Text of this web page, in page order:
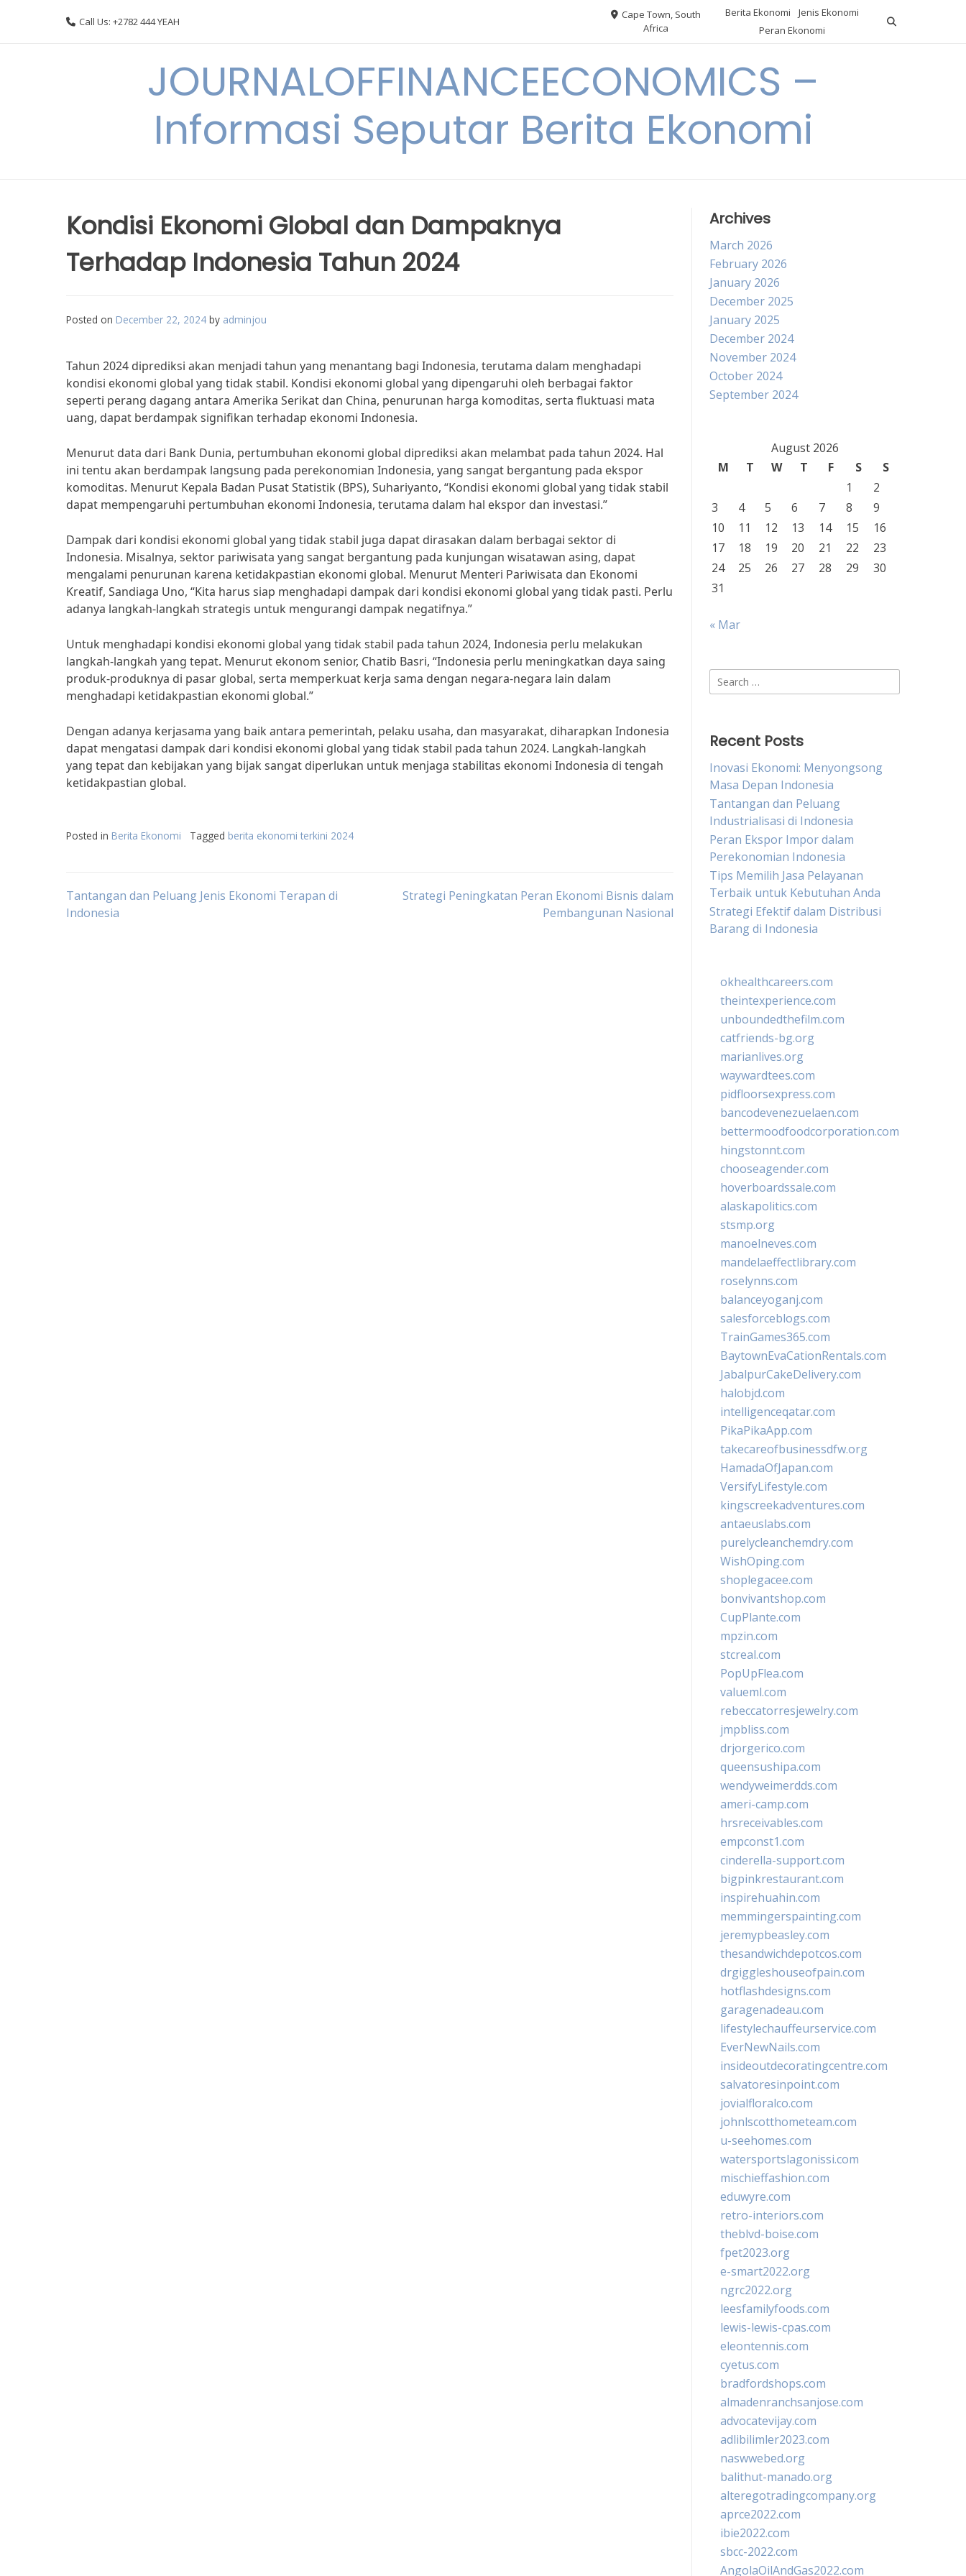
Call Us: +2782 444 YEAH
Cape Town, South
Africa
Berita Ekonomi
Jenis Ekonomi
Peran Ekonomi
JOURNALOFFINANCEECONOMICS –
Informasi Seputar Berita Ekonomi
Kondisi Ekonomi Global dan Dampaknya
Terhadap Indonesia Tahun 2024
Posted on December 22, 2024 by adminjou
Tahun 2024 diprediksi akan menjadi tahun yang menantang bagi Indonesia, terutama dalam menghadapi
kondisi ekonomi global yang tidak stabil. Kondisi ekonomi global yang dipengaruhi oleh berbagai faktor
seperti perang dagang antara Amerika Serikat dan China, penurunan harga komoditas, serta fluktuasi mata
uang, dapat berdampak signifikan terhadap ekonomi Indonesia.
Menurut data dari Bank Dunia, pertumbuhan ekonomi global diprediksi akan melambat pada tahun 2024. Hal
ini tentu akan berdampak langsung pada perekonomian Indonesia, yang sangat bergantung pada ekspor
komoditas. Menurut Kepala Badan Pusat Statistik (BPS), Suhariyanto, “Kondisi ekonomi global yang tidak stabil
dapat mempengaruhi pertumbuhan ekonomi Indonesia, terutama dalam hal ekspor dan investasi.”
Dampak dari kondisi ekonomi global yang tidak stabil juga dapat dirasakan dalam berbagai sektor di
Indonesia. Misalnya, sektor pariwisata yang sangat bergantung pada kunjungan wisatawan asing, dapat
mengalami penurunan karena ketidakpastian ekonomi global. Menurut Menteri Pariwisata dan Ekonomi
Kreatif, Sandiaga Uno, “Kita harus siap menghadapi dampak dari kondisi ekonomi global yang tidak pasti. Perlu
adanya langkah-langkah strategis untuk mengurangi dampak negatifnya.”
Untuk menghadapi kondisi ekonomi global yang tidak stabil pada tahun 2024, Indonesia perlu melakukan
langkah-langkah yang tepat. Menurut ekonom senior, Chatib Basri, “Indonesia perlu meningkatkan daya saing
produk-produknya di pasar global, serta memperkuat kerja sama dengan negara-negara lain dalam
menghadapi ketidakpastian ekonomi global.”
Dengan adanya kerjasama yang baik antara pemerintah, pelaku usaha, dan masyarakat, diharapkan Indonesia
dapat mengatasi dampak dari kondisi ekonomi global yang tidak stabil pada tahun 2024. Langkah-langkah
yang tepat dan kebijakan yang bijak sangat diperlukan untuk menjaga stabilitas ekonomi Indonesia di tengah
ketidakpastian global.
Posted in Berita Ekonomi Tagged berita ekonomi terkini 2024
Post
Tantangan dan Peluang Jenis Ekonomi Terapan di
Indonesia
Strategi Peningkatan Peran Ekonomi Bisnis dalam
Pembangunan Nasional
Archives
March 2026
February 2026
January 2026
December 2025
January 2025
December 2024
November 2024
October 2024
September 2024
August 2026
M
T W T F S
S
1
2
3
4 5 6 7 8
9
10
11 12 13 14 15
16
17
18 19 20 21 22
23
24
25 26 27 28 29
30
31
« Mar
Search
for:
Recent Posts
Inovasi Ekonomi: Menyongsong
Masa Depan Indonesia
Tantangan dan Peluang
Industrialisasi di Indonesia
Peran Ekspor Impor dalam
Perekonomian Indonesia
Tips Memilih Jasa Pelayanan
Terbaik untuk Kebutuhan Anda
Strategi Efektif dalam Distribusi
Barang di Indonesia
okhealthcareers.com
theintexperience.com
unboundedthefilm.com
catfriends-bg.org
marianlives.org
waywardtees.com
pidfloorsexpress.com
bancodevenezuelaen.com
bettermoodfoodcorporation.com
hingstonnt.com
chooseagender.com
hoverboardssale.com
alaskapolitics.com
stsmp.org
manoelneves.com
mandelaeffectlibrary.com
roselynns.com
balanceyoganj.com
salesforceblogs.com
TrainGames365.com
BaytownEvaCationRentals.com
JabalpurCakeDelivery.com
halobjd.com
intelligenceqatar.com
PikaPikaApp.com
takecareofbusinessdfw.org
HamadaOfJapan.com
VersifyLifestyle.com
kingscreekadventures.com
antaeuslabs.com
purelycleanchemdry.com
WishOping.com
shoplegacee.com
bonvivantshop.com
CupPlante.com
mpzin.com
stcreal.com
PopUpFlea.com
valueml.com
rebeccatorresjewelry.com
jmpbliss.com
drjorgerico.com
queensushipa.com
wendyweimerdds.com
ameri-camp.com
hrsreceivables.com
empconst1.com
cinderella-support.com
bigpinkrestaurant.com
inspirehuahin.com
memmingerspainting.com
jeremypbeasley.com
thesandwichdepotcos.com
drgiggleshouseofpain.com
hotflashdesigns.com
garagenadeau.com
lifestylechauffeurservice.com
EverNewNails.com
insideoutdecoratingcentre.com
salvatoresinpoint.com
jovialfloralco.com
johnlscotthometeam.com
u-seehomes.com
watersportslagonissi.com
mischieffashion.com
eduwyre.com
retro-interiors.com
theblvd-boise.com
fpet2023.org
e-smart2022.org
ngrc2022.org
leesfamilyfoods.com
lewis-lewis-cpas.com
eleontennis.com
cyetus.com
bradfordshops.com
almadenranchsanjose.com
advocatevijay.com
adlibilimler2023.com
naswwebed.org
balithut-manado.org
alteregotradingcompany.org
aprce2022.com
ibie2022.com
sbcc-2022.com
AngolaOilAndGas2022.com